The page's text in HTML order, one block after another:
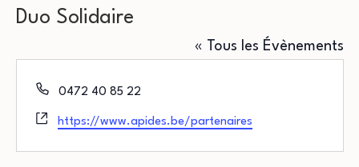
Duo Solidaire
« Tous les Évènements
Téléphone
0472 40 85 22
Site
https://www.apides.be/partenaires